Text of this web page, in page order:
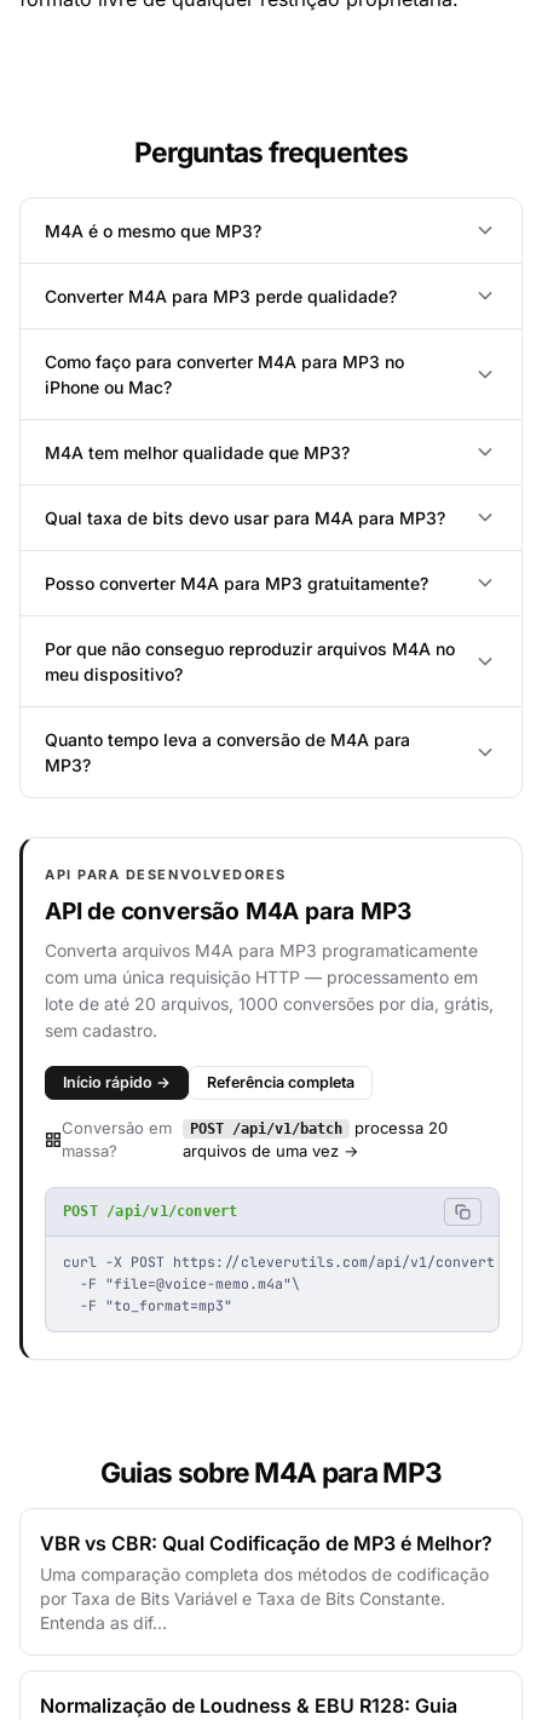
Perguntas frequentes
M4A é o mesmo que MP3?
Converter M4A para MP3 perde qualidade?
Como faço para converter M4A para MP3 no
iPhone ou Mac?
M4A tem melhor qualidade que MP3?
Qual taxa de bits devo usar para M4A para MP3?
Posso converter M4A para MP3 gratuitamente?
Por que não conseguo reproduzir arquivos M4A no
meu dispositivo?
Quanto tempo leva a conversão de M4A para
MP3?
API PARA DESENVOLVEDORES
API de conversão M4A para MP3
Converta arquivos M4A para MP3 programaticamente
com uma única requisição HTTP — processamento em
lote de até 20 arquivos, 1000 conversões por dia, grátis,
sem cadastro.
Início rápido → Referência completa
Conversão em
massa?
POST /api/v1/batch
processa 20
arquivos de uma vez →
POST /api/v1/convert
curl -X POST https://cleverutils.com/api/v1/convert \
  -F "
file=@voice-memo.m4a"\
  -F "to_format=mp3"
Guias sobre M4A para MP3
VBR vs CBR: Qual Codificação de MP3 é Melhor?
Uma comparação completa dos métodos de codificação
por Taxa de Bits Variável e Taxa de Bits Constante.
Entenda as dif...
Normalização de Loudness & EBU R128: Guia